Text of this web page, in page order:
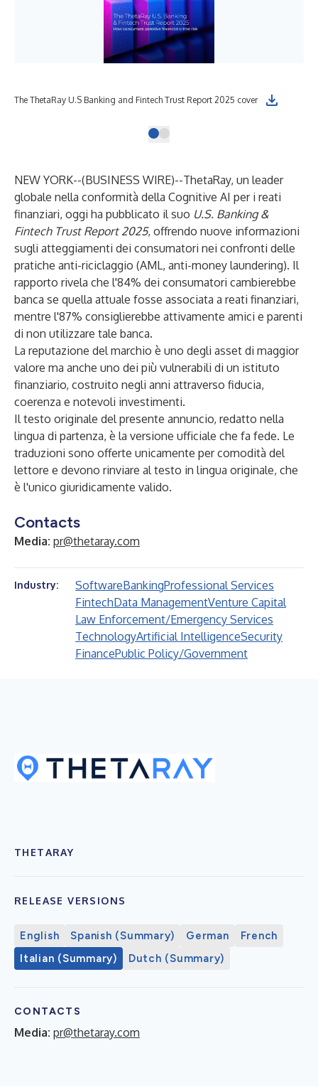
The ThetaRay U.S Banking and Fintech Trust Report 2025 cover
NEW YORK--(BUSINESS WIRE)--ThetaRay, un leader
globale nella conformità della Cognitive AI per i reati
finanziari, oggi ha pubblicato il suo U.S. Banking &
Fintech Trust Report 2025, offrendo nuove informazioni
sugli atteggiamenti dei consumatori nei confronti delle
pratiche anti-riciclaggio (AML, anti-money laundering). Il
rapporto rivela che l'84% dei consumatori cambierebbe
banca se quella attuale fosse associata a reati finanziari,
mentre l'87% consiglierebbe attivamente amici e parenti
di non utilizzare tale banca.
La reputazione del marchio è uno degli asset di maggior
valore ma anche uno dei più vulnerabili di un istituto
finanziario, costruito negli anni attraverso fiducia,
coerenza e notevoli investimenti.
Il testo originale del presente annuncio, redatto nella
lingua di partenza, è la versione ufficiale che fa fede. Le
traduzioni sono offerte unicamente per comodità del
lettore e devono rinviare al testo in lingua originale, che
è l'unico giuridicamente valido.
Contacts
Media: pr@thetaray.com
Industry: SoftwareBankingProfessional Services
FintechData ManagementVenture Capital
Law Enforcement/Emergency Services
TechnologyArtificial IntelligenceSecurity
FinancePublic Policy/Government
THETARAY
RELEASE VERSIONS
English Spanish (Summary) German
French
Italian (Summary)
Dutch (Summary)
CONTACTS
Media: pr@thetaray.com